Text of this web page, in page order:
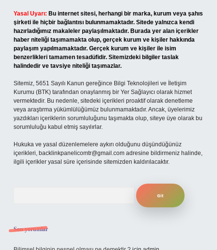
Yasal Uyarı: Bu internet sitesi, herhangi bir marka, kurum veya şahıs
şirketi ile hiçbir bağlantısı bulunmamaktadır. Sitede yalnızca kendi
hazırladığımız makaleler paylaşılmaktadır. Burada yer alan içerikler
haber niteliği taşımamakta olup, gerçek kurum ve kişiler hakkında
paylaşım yapılmamaktadır. Gerçek kurum ve kişiler ile isim
benzerlikleri tamamen tesadüfidir. Sitemizdeki bilgiler taslak
halindedir ve tavsiye niteliği taşımazlar.
Sitemiz, 5651 Sayılı Kanun gereğince Bilgi Teknolojileri ve İletişim
Kurumu (BTK) tarafından onaylanmış bir Yer Sağlayıcı olarak hizmet
vermektedir. Bu nedenle, sitedeki içerikleri proaktif olarak denetleme
veya araştırma yükümlülüğümüz bulunmamaktadır. Ancak, üyelerimiz
yazdıkları içeriklerin sorumluluğunu taşımakta olup, siteye üye olarak bu
sorumluluğu kabul etmiş sayılırlar.
Hukuka ve yasal düzenlemelere aykırı olduğunu düşündüğünüz
içerikleri, backlinkpanelicomtr@gmail.com adresine bildirmeniz halinde,
ilgili içerikler yasal süre içerisinde sitemizden kaldırılacaktır.
Son yorumlar